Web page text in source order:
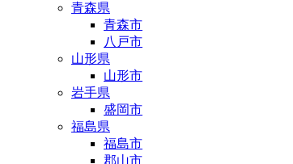
青森県
青森市
八戸市
山形県
山形市
岩手県
盛岡市
福島県
福島市
郡山市